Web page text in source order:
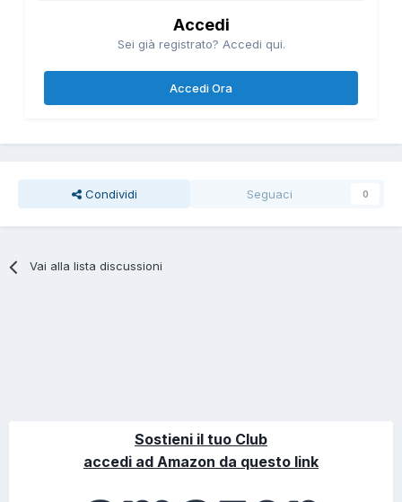
Accedi
Sei già registrato? Accedi qui.
Accedi Ora
Condividi Seguaci 0
Vai alla lista discussioni
Sostieni il tuo Club
accedi ad Amazon da questo link